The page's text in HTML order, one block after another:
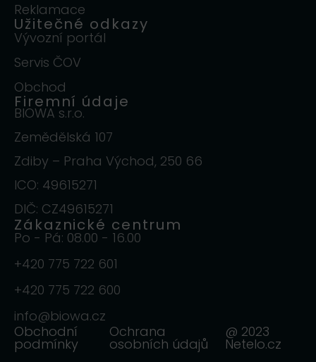
Reklamace
Užitečné odkazy
Vývozní portál
Servis ČOV
Obchod
Firemní údaje
BIOWA s.r.o.
Zemědělská 107
Zdiby – Praha Východ, 250 66
ICO: 49615271
DIČ: CZ49615271
Zákaznické centrum
Po - Pá: 08.00 - 16.00
+420 775 722 601
+420 775 722 600
info@biowa.cz
@ 2023
Netelo.cz
Obchodní
podmínky
Ochrana
osobních údajů